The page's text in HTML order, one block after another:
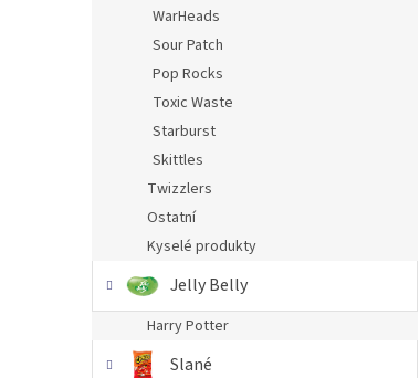
WarHeads
Sour Patch
Pop Rocks
Toxic Waste
Starburst
Skittles
Twizzlers
Ostatní
Kyselé produkty
Jelly Belly
Harry Potter
Slané